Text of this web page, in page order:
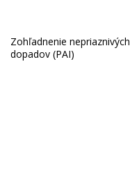
Zohľadnenie nepriaznivých
dopadov (PAI)